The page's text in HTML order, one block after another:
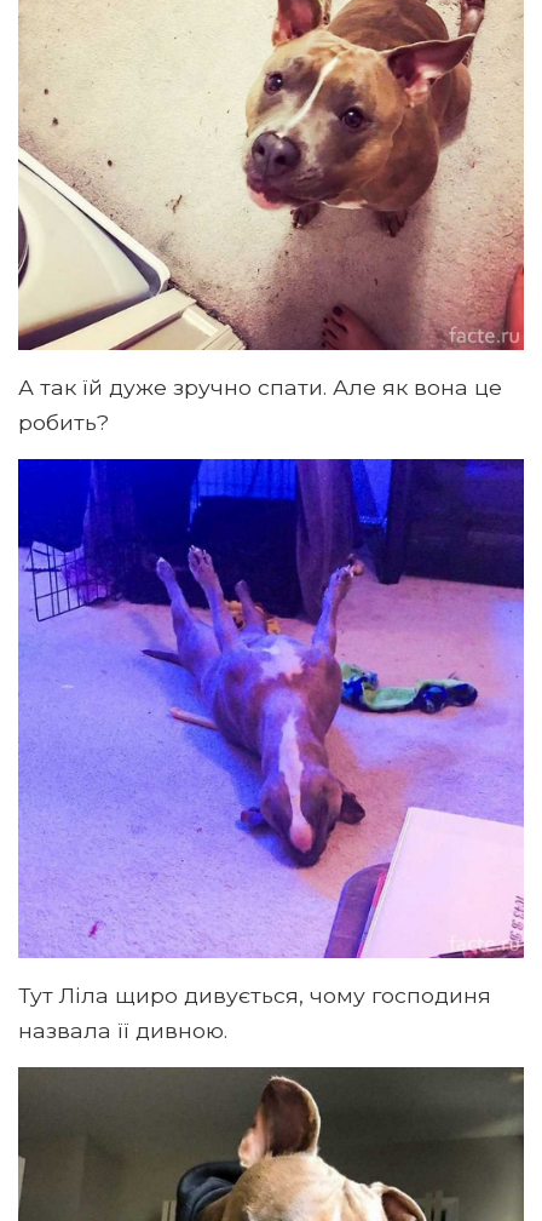
А так їй дуже зручно спати. Але як вона це
робить?
Тут Ліла щиро дивується, чому господиня
назвала її дивною.